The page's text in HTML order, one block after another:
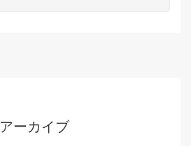
アーカイブ